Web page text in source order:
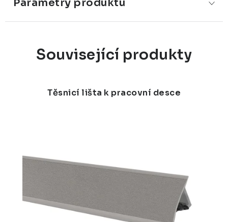
Parametry produktu
Související produkty
Těsnicí lišta k pracovní desce